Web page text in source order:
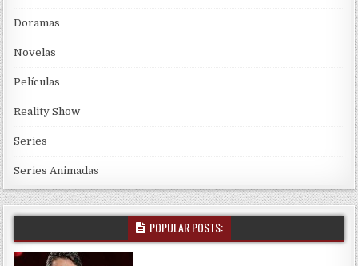
Doramas
Novelas
Películas
Reality Show
Series
Series Animadas
POPULAR POSTS: